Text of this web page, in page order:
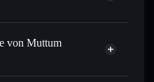
in MUTM einsteigen
ohne Wallets öffentlich
Solflare integrierten Privacy
von Muttum
Muttum Finance